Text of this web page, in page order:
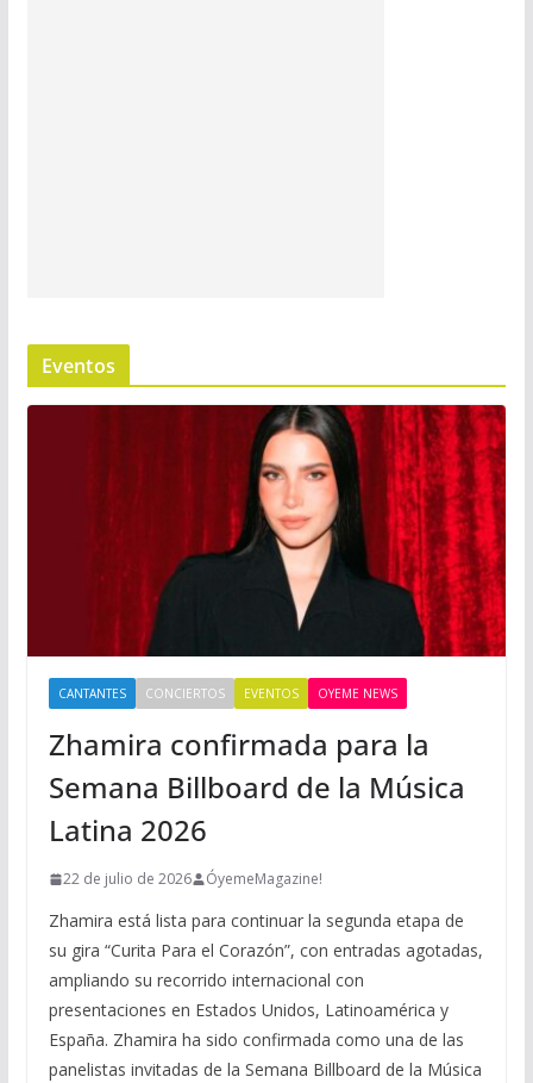
Eventos
CANTANTES CONCIERTOS EVENTOS OYEME NEWS
Zhamira confirmada para la
Semana Billboard de la Música
Latina 2026
22 de julio de 2026 ÓyemeMagazine!
Zhamira está lista para continuar la segunda etapa de
su gira “Curita Para el Corazón”, con entradas agotadas,
ampliando su recorrido internacional con
presentaciones en Estados Unidos, Latinoamérica y
España. Zhamira ha sido confirmada como una de las
panelistas invitadas de la Semana Billboard de la Música